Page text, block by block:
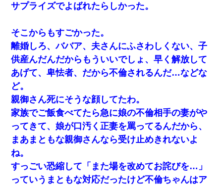
サプライズでよばれたらしかった。
そこからもすごかった。
離婚しろ、ババア、夫さんにふさわしくない、子
供産んだんだからもういいでしょ、早く解放して
あげて、卑怯者、だから不倫されるんだ…などな
ど。
親御さん死にそうな顔してたわ。
家族でご飯食べてたら急に娘の不倫相手の妻がや
ってきて、娘が口汚く正妻を罵ってるんだから、
まあまともな親御さんなら受け止めきれないよ
ね。
すっごい恐縮して「また場を改めてお詫びを…」
っていうまともな対応だったけど不倫ちゃんはア